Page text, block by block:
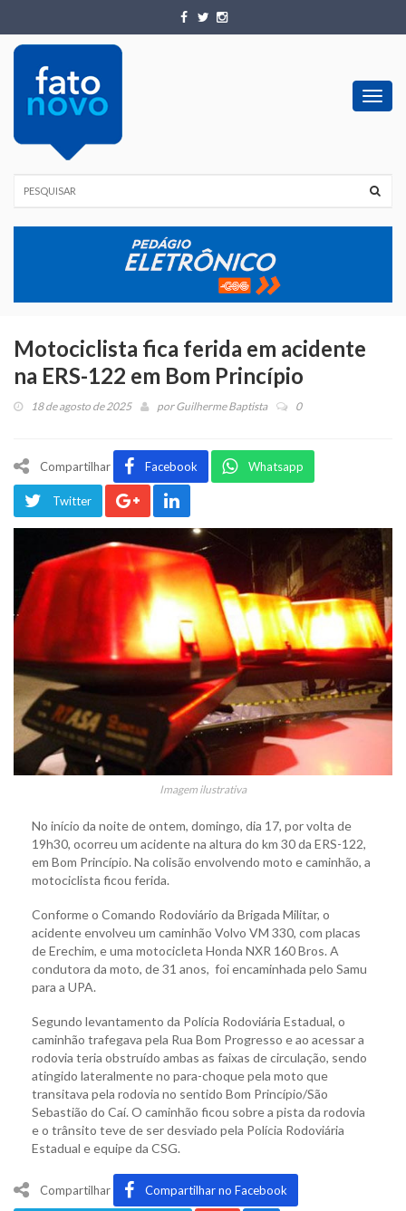
Motociclista fica ferida em acidente
na ERS-122 em Bom Princípio
18 de agosto de 2025 porGuilherme Baptista 0
Compartilhar Facebook Whatsapp
Twitter
Imagem ilustrativa
No início da noite de ontem, domingo, dia 17, por volta de
19h30, ocorreu um acidente na altura do km 30 da ERS-122,
em Bom Princípio. Na colisão envolvendo moto e caminhão, a
motociclista ficou ferida.
Conforme o Comando Rodoviário da Brigada Militar, o
acidente envolveu um caminhão Volvo VM 330, com placas
de Erechim, e uma motocicleta Honda NXR 160 Bros. A
condutora da moto, de 31 anos, foi encaminhada pelo Samu
para a UPA.
Segundo levantamento da Polícia Rodoviária Estadual, o
caminhão trafegava pela Rua Bom Progresso e ao acessar a
rodovia teria obstruído ambas as faixas de circulação, sendo
atingido lateralmente no para-choque pela moto que
transitava pela rodovia no sentido Bom Princípio/São
Sebastião do Caí. O caminhão ficou sobre a pista da rodovia
e o trânsito teve de ser desviado pela Polícia Rodoviária
Estadual e equipe da CSG.
Compartilhar Compartilhar no Facebook